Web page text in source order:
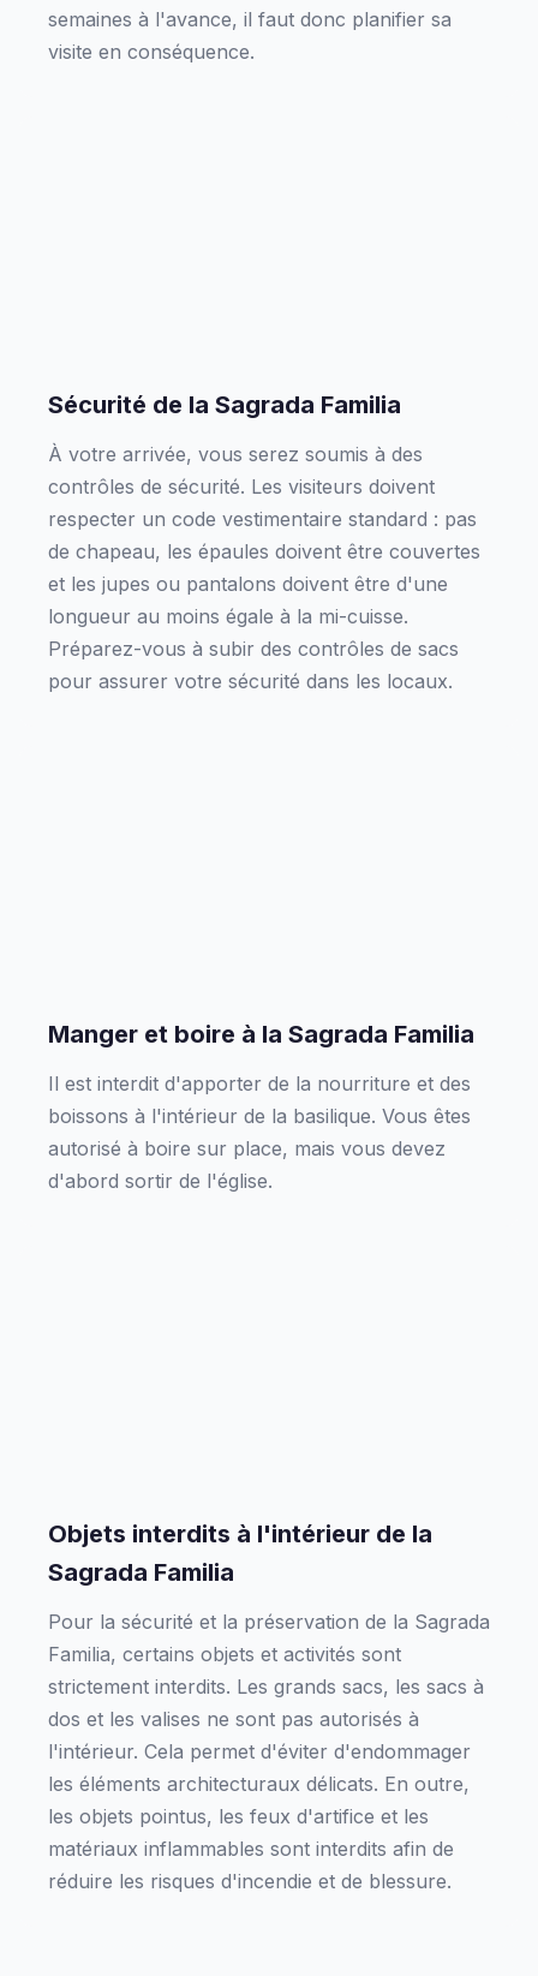
semaines à l'avance, il faut donc planifier sa
visite en conséquence.
Sécurité de la Sagrada Familia
À votre arrivée, vous serez soumis à des
contrôles de sécurité. Les visiteurs doivent
respecter un code vestimentaire standard : pas
de chapeau, les épaules doivent être couvertes
et les jupes ou pantalons doivent être d'une
longueur au moins égale à la mi-cuisse.
Préparez-vous à subir des contrôles de sacs
pour assurer votre sécurité dans les locaux.
Manger et boire à la Sagrada Familia
Il est interdit d'apporter de la nourriture et des
boissons à l'intérieur de la basilique. Vous êtes
autorisé à boire sur place, mais vous devez
d'abord sortir de l'église.
Objets interdits à l'intérieur de la
Sagrada Familia
Pour la sécurité et la préservation de la Sagrada
Familia, certains objets et activités sont
strictement interdits. Les grands sacs, les sacs à
dos et les valises ne sont pas autorisés à
l'intérieur. Cela permet d'éviter d'endommager
les éléments architecturaux délicats. En outre,
les objets pointus, les feux d'artifice et les
matériaux inflammables sont interdits afin de
réduire les risques d'incendie et de blessure.